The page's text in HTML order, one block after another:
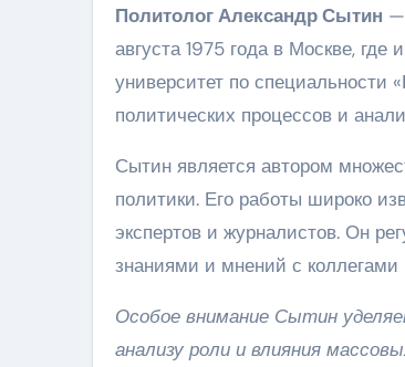
Политолог Александр Сытин —
августа 1975 года в Москве,
университет по специальности
политических процессов и
Сытин является автором
политики. Его работы широко
экспертов и журналистов. Он
знаниями и мнений с
Особое внимание Сытин
анализу роли и влияния